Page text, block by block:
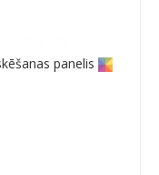
panelis